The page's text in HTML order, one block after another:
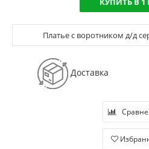
Платье с воротником д/д
Доставка